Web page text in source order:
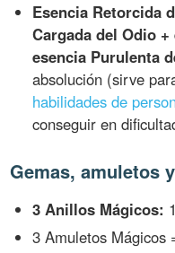
Esencia Retorcida
Cargada del Odio
esencia Purulenta
absolución (sirve
habilidades de
conseguir en
Gemas, amuletos
3 Anillos Mágicos:
3 Amuletos Mágicos